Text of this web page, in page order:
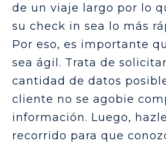
de un viaje largo por lo
su check in sea lo más
Por eso, es importante
sea ágil. Trata de
cantidad de datos
cliente no se agobie
información. Luego,
recorrido para que